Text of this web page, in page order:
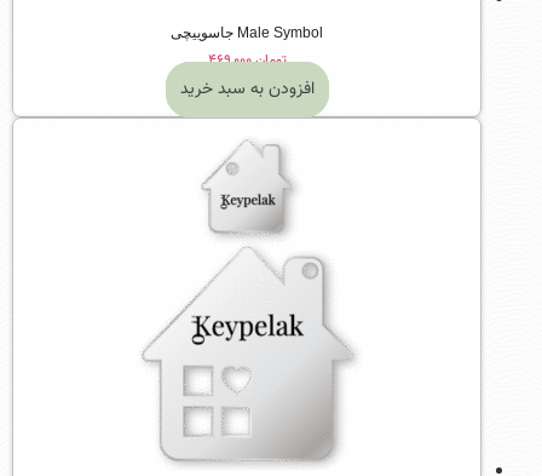
Male Symbol جاسوییچی
تومان۴۶۹,۰۰۰
افزودن به سبد خرید